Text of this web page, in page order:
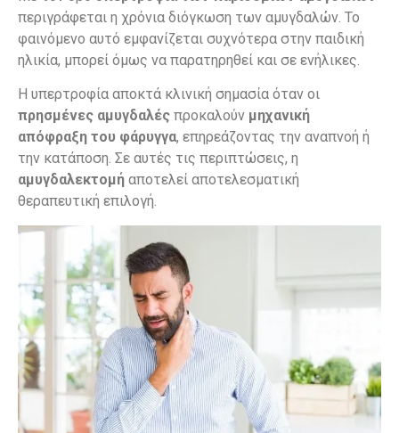
περιγράφεται η χρόνια διόγκωση των αμυγδαλών. Το
φαινόμενο αυτό εμφανίζεται συχνότερα στην παιδική
ηλικία, μπορεί όμως να παρατηρηθεί και σε ενήλικες.
Η υπερτροφία αποκτά κλινική σημασία όταν οι
πρησμένες αμυγδαλές προκαλούν μηχανική
απόφραξη του φάρυγγα, επηρεάζοντας την αναπνοή ή
την κατάποση. Σε αυτές τις περιπτώσεις, η
αμυγδαλεκτομή αποτελεί αποτελεσματική
θεραπευτική επιλογή.